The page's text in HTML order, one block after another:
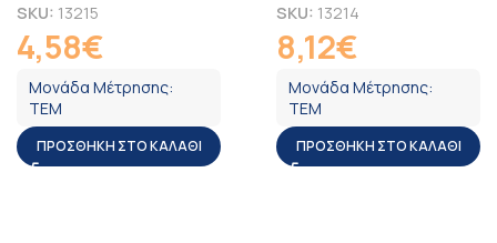
SKU: 13215
4,58€
Μονάδα Μέτρησης:
ΤΕΜ
ΠΡΟΣΘΉΚΗ ΣΤΟ ΚΑΛΆΘΙ
SKU: 13214
8,12€
Μονάδα Μέτρησης:
ΤΕΜ
ΠΡΟΣΘΉΚΗ ΣΤΟ ΚΑΛΆΘΙ